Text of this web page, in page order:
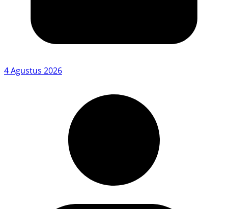
4 Agustus 2026